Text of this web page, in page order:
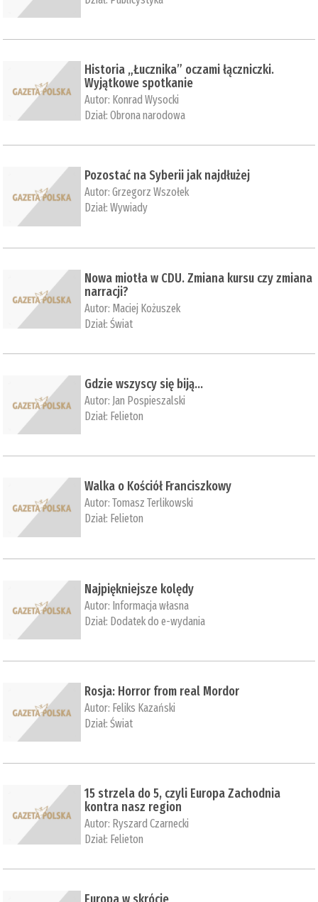
Historia „Łucznika” oczami łączniczki.
Wyjątkowe spotkanie
Autor: Konrad Wysocki
Dział:Obrona narodowa
Pozostać na Syberii jak najdłużej
Autor:Grzegorz Wszołek
Dział:Wywiady
Nowa miotła w CDU. Zmiana kursu czy zmiana
narracji?
Autor: Maciej Kożuszek
Dział:Świat
Gdzie wszyscy się biją...
Autor: Jan Pospieszalski
Dział: Felieton
Walka o Kościół Franciszkowy
Autor:Tomasz Terlikowski
Dział: Felieton
Najpiękniejsze kolędy
Autor: Informacja własna
Dział: Dodatek do e-wydania
Rosja: Horror from real Mordor
Autor: Feliks Kazański
Dział:Świat
15 strzela do 5, czyli Europa Zachodnia
kontra nasz region
Autor: Ryszard Czarnecki
Dział: Felieton